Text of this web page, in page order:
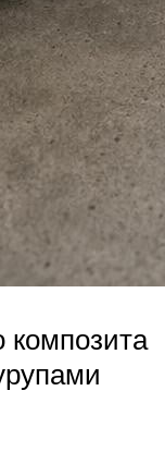
композита